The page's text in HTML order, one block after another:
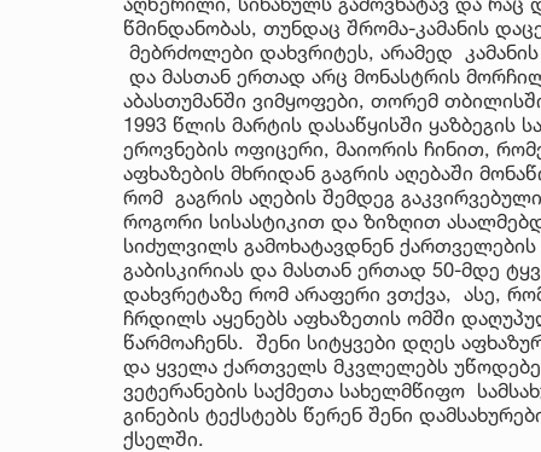
წმინდანობას, თუნდაც შრომა-კამანის
მებრძოლები დახვრიტეს, არამედ
და მასთან ერთად არც მონასტრის
აბასთუმანში ვიმყოფები, თორემ
1993 წლის მარტის დასაწყისში ყაზბეგის
ეროვნების ოფიცერი, მაიორის ჩინით,
აფხაზების მხრიდან გაგრის აღებაში
რომ გაგრის აღების შემდეგ
როგორი სისასტიკით და ზიზღით
სიძულვილს გამოხატავდნენ
გაბისკირიას და მასთან ერთად 50-მდე
დახვრეტაზე რომ არაფერი ვთქვა, ასე,
ჩრდილს აყენებს აფხაზეთის ომში
წარმოაჩენს. შენი სიტყვები დღეს
და ყველა ქართველს მკვლელებს
ვეტერანების საქმეთა სახელმწიფო
გინების ტექსტებს წერენ შენი
ქსელში.